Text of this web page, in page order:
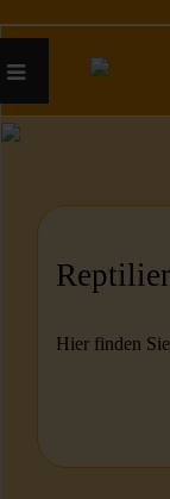
Hier finden